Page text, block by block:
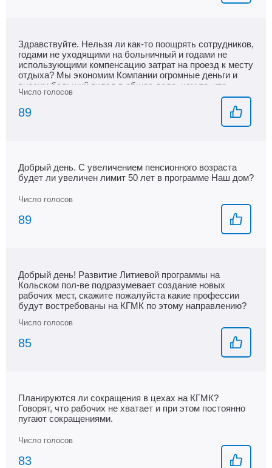
Здравствуйте. Нельзя ли как-то поощрять сотрудников,
годами не уходящими на больничный и годами не
использующими компенсацию затрат на проезд к месту
отдыха? Мы экономим Компании огромные деньги и
вносим больший вклад в общее дело, чем те, кто
каждый год берет больничные.
89
Добрый день. С увеличением пенсионного возраста
будет ли увеличен лимит 50 лет в программе Наш дом?
89
Добрый день! Развитие Литиевой программы на
Кольском пол-ве подразумевает создание новых
рабочих мест, скажите пожалуйста какие профессии
будут востребованы на КГМК по этому направлению?
85
Планируются ли сокращения в цехах на КГМК?
Говорят, что рабочих не хватает и при этом постоянно
пугают сокращениями.
83